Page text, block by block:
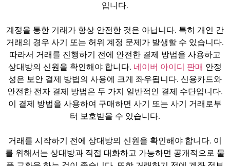
입니다.
계정을 통한 거래가 항상 안전한 것은 아닙니다. 특히 개인 간
거래의 경우 사기 또는 허위 계정 문제가 발생할 수 있습니다.
따라서 거래를 진행하기 전에 안전한 결제 방법을 사용하고
상대방의 신원을 확인해야 합니다. 네이버 아이디 판매 안정
성은 보안 결제 방법의 사용에 크게 좌우됩니다. 신용카드와
안전한 전자 결제 방법은 두 가지 일반적인 결제 수단입니다.
이 결제 방법을 사용하여 구매하면 사기 또는 사기 거래로부
터 보호받을 수 있습니다.
거래를 시작하기 전에 상대방의 신원을 확인해야 합니다. 이
를 위해서는 상대방과 직접 대화하고 가능하면 공개적으로 물